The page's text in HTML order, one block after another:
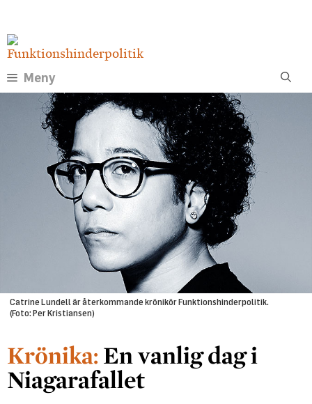
innehåll
Meny
Catrine Lundell är återkommande krönikör Funktionshinderpolitik.
(Foto: Per Kristiansen)
En vanlig dag i
Niagarafallet